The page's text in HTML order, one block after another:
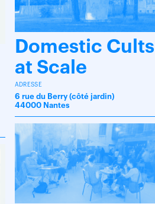
Domestic Cults
at Scale
ADRESSE
6 rue du Berry (côté jardin)
44000 Nantes